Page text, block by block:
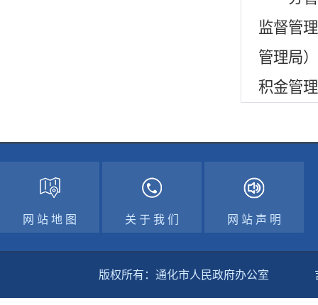
监督管
管理局
积金管
网 站 地 图 关 于 我 们 网 站 声 明
版权所有：通化市人民政府办公室